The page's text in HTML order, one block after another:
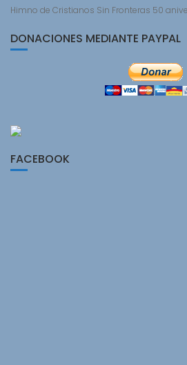
Himno de Cristianos Sin Fronteras 50
DONACIONES MEDIANTE PAYPAL
FACEBOOK